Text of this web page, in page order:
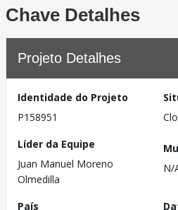
Chave Detalhes
Projeto Detalhes
Identidade do Projeto
P158951
Líder da Equipe
Juan Manuel Moreno
Olmedilla
N/
País